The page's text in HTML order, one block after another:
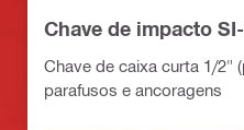
Chave de impacto
Chave de caixa curta 1/2"
parafusos e ancoragens